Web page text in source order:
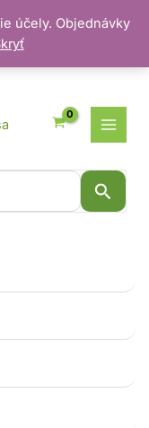
účely. Objednávky